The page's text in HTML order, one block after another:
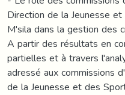
Direction de la Jeunesse
M'sila dans la gestion des
A partir des résultats en
partielles et à travers
adressé aux commissions
de la Jeunesse et des